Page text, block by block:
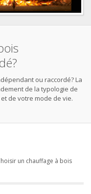
ou raccordé? La
de la typologie de
de votre mode de vie.
un chauffage à bois